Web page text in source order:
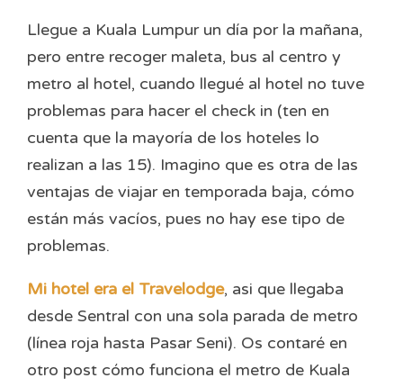
Llegue a Kuala Lumpur un día por la mañana,
pero entre recoger maleta, bus al centro y
metro al hotel, cuando llegué al hotel no tuve
problemas para hacer el check in (ten en
cuenta que la mayoría de los hoteles lo
realizan a las 15). Imagino que es otra de las
ventajas de viajar en temporada baja, cómo
están más vacíos, pues no hay ese tipo de
problemas.
Mi hotel era el Travelodge, asi que llegaba
desde Sentral con una sola parada de metro
(línea roja hasta Pasar Seni). Os contaré en
otro post cómo funciona el metro de Kuala